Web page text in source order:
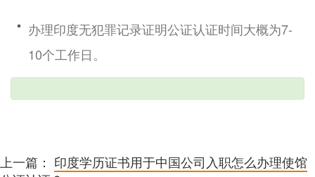
办理印度无犯罪记录证明公证认证时间大概为7-
10个工作日。
上一篇： 印度学历证书用于中国公司入职怎么办理使馆